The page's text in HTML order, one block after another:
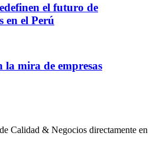
el futuro de
en el Perú
la mira de empresas
Calidad & Negocios directamente en